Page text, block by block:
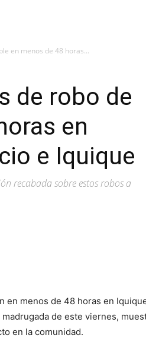
en menos de 48 horas...
de robo de
en
e Iquique
recabada sobre estos robos a
en menos de 48 horas en
de este viernes,
en la comunidad.